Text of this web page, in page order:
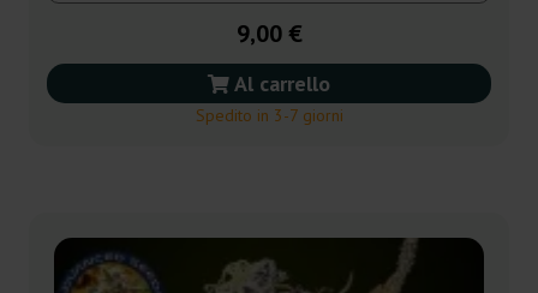
9,00 €
Al carrello
Spedito in 3-7 giorni